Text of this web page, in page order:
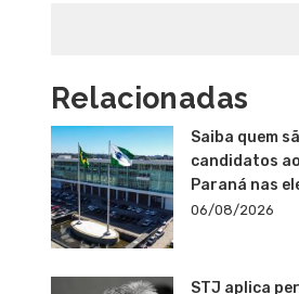
Relacionadas
Saiba quem
candidatos
Paraná nas
06/08/2026
STJ aplica